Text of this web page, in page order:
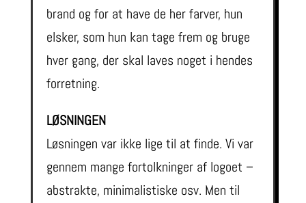
brand og for at have de her farver, hun
elsker, som hun kan tage frem og bruge
hver gang, der skal laves noget i hendes
forretning.
LØSNINGEN
Løsningen var ikke lige til at finde. Vi var
gennem mange fortolkninger af logoet –
abstrakte, minimalistiske osv. Men til